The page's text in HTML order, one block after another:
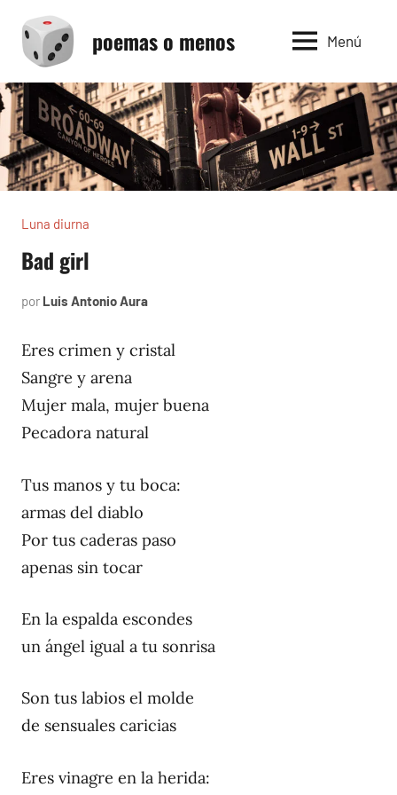
contenido
poemas o menos Menú
Luna diurna
Bad girl
por Luis Antonio Aura
2002
Eres crimen y cristal
Sangre y arena
Mujer mala, mujer buena
Pecadora natural
Tus manos y tu boca:
armas del diablo
Por tus caderas paso
apenas sin tocar
En la espalda escondes
un ángel igual a tu sonrisa
Son tus labios el molde
de sensuales caricias
Eres vinagre en la herida: